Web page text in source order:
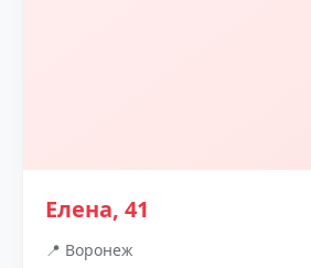
Елена, 41
📍 Воронеж